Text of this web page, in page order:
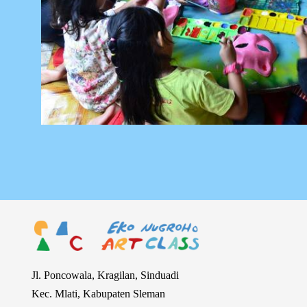
Jl. Poncowala, Kragilan, Sinduadi
Kec. Mlati, Kabupaten Sleman